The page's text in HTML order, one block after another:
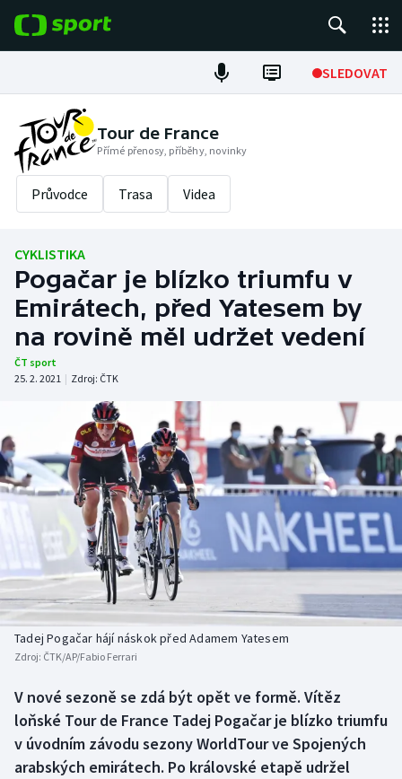
SLEDOVAT
Fotbal
Hokej
Tenis
Cyklistika
DALŠÍ SPORTY
Americký fotbal
Baseball a softbal
Basketbal
Biatlon
Boby a skeleton
Box
Curling
Florbal
Futsal
NEPŘEHLÉDNĚTE
Historické návraty
Aplikace ČT sport
AZ kvíz
Tour de France
Přímé přenosy, příběhy, novinky
Průvodce Trasa Videa
CYKLISTIKA
Pogačar je blízko triumfu v
Emirátech, před Yatesem by
na rovině měl udržet vedení
ČT sport
25. 2. 2021 | Zdroj: ČTK
Tadej Pogačar hájí náskok před Adamem Yatesem
Zdroj: ČTK/AP/Fabio Ferrari
V nové sezoně se zdá být opět ve formě. Vítěz
loňské Tour de France Tadej Pogačar je blízko triumfu
v úvodním závodu sezony WorldTour ve Spojených
arabských emirátech. Po královské etapě udržel